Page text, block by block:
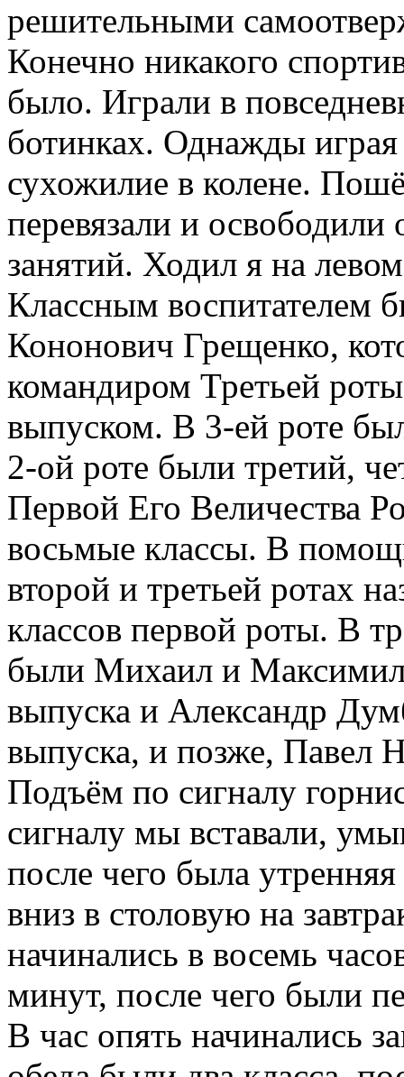
решительными
Конечно никакого
было. Играли в
ботинках. Однажды играя
сухожилие в колене.
перевязали и
занятий. Ходил я на
Классным воспитателем
Кононович Грещенко,
командиром Третьей
выпуском. В 3-ей роте
2-ой роте были третий,
Первой Его Величества
восьмые классы. В
второй и третьей ротах
классов первой роты. В
были Михаил и
выпуска и Александр
выпуска, и позже, Павел
Подъём по сигналу
сигналу мы вставали,
после чего была
вниз в столовую на
начинались в восемь
минут, после чего были
В час опять начинались